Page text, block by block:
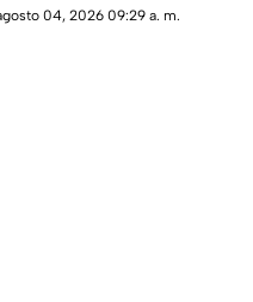
de frenar la huida de un
04, 2026 09:29 a. m.